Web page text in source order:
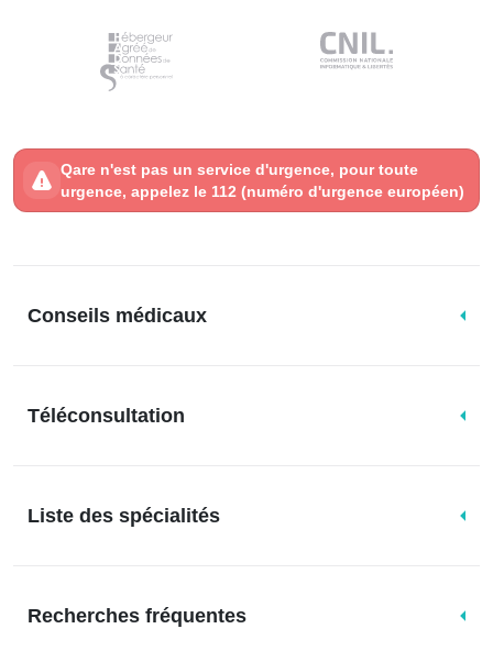
Qare n'est pas un service d'urgence, pour toute
urgence, appelez le 112 (numéro d'urgence européen)
Conseils médicaux
Téléconsultation
Liste des spécialités
Recherches fréquentes